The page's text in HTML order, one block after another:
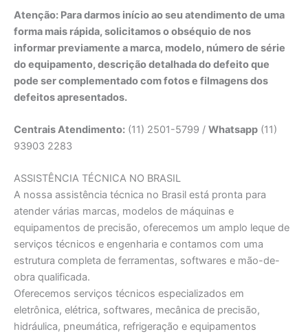
Atenção: Para darmos início ao seu atendimento de uma
forma mais rápida, solicitamos o obséquio de nos
informar previamente a marca, modelo, número de série
do equipamento, descrição detalhada do defeito que
pode ser complementado com fotos e filmagens dos
defeitos apresentados.
Centrais Atendimento: (11) 2501-5799 / Whatsapp (11)
93903 2283
ASSISTÊNCIA TÉCNICA NO BRASIL
A nossa assistência técnica no Brasil está pronta para
atender várias marcas, modelos de máquinas e
equipamentos de precisão, oferecemos um amplo leque de
serviços técnicos e engenharia e contamos com uma
estrutura completa de ferramentas, softwares e mão-de-
obra qualificada.
Oferecemos serviços técnicos especializados em
eletrônica, elétrica, softwares, mecânica de precisão,
hidráulica, pneumática, refrigeração e equipamentos